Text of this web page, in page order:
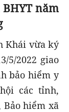
năm
Khái vừa ký
5/2022 giao
bảo hiểm y
các tỉnh,
hiểm xã